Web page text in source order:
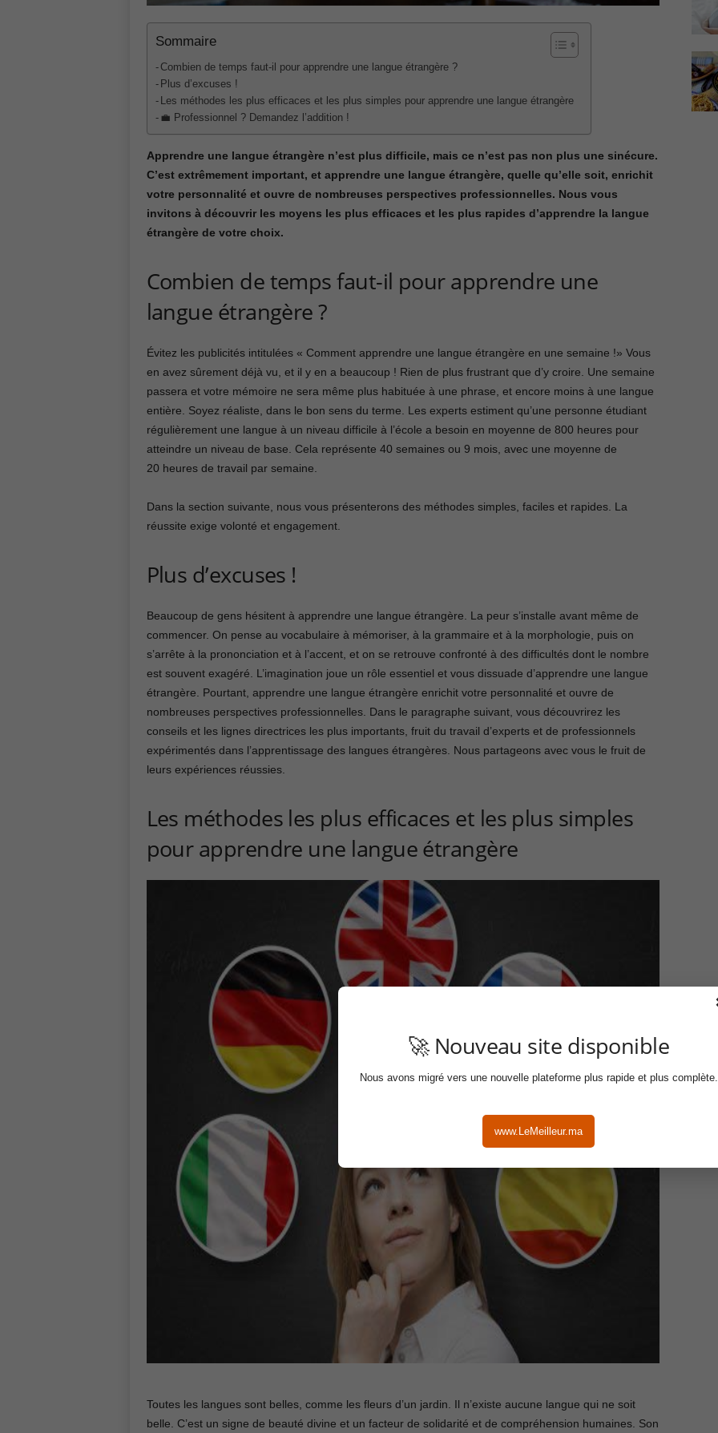
🚀 Nouveau site disponible
Nous avons migré vers une nouvelle plateforme plus rapide et plus complète.
www.LeMeilleur.ma
Sommaire
Combien de temps faut-il pour apprendre une langue étrangère ?
Plus d’excuses !
Les méthodes les plus efficaces et les plus simples pour apprendre une langue étrangère
💼 Professionnel ? Demandez l’addition !
Apprendre une langue étrangère n’est plus difficile, mais ce n’est pas non plus une sinécure.
C’est extrêmement important, et apprendre une langue étrangère, quelle qu’elle soit, enrichit
votre personnalité et ouvre de nombreuses perspectives professionnelles. Nous vous
invitons à découvrir les moyens les plus efficaces et les plus rapides d’apprendre la langue
étrangère de votre choix.
Combien de temps faut-il pour apprendre une
langue étrangère ?
Évitez les publicités intitulées « Comment apprendre une langue étrangère en une semaine !» Vous
en avez sûrement déjà vu, et il y en a beaucoup ! Rien de plus frustrant que d’y croire. Une semaine
passera et votre mémoire ne sera même plus habituée à une phrase, et encore moins à une langue
entière. Soyez réaliste, dans le bon sens du terme. Les experts estiment qu’une personne étudiant
régulièrement une langue à un niveau difficile à l’école a besoin en moyenne de 800 heures pour
atteindre un niveau de base. Cela représente 40 semaines ou 9 mois, avec une moyenne de
20 heures de travail par semaine.
Dans la section suivante, nous vous présenterons des méthodes simples, faciles et rapides. La
réussite exige volonté et engagement.
Plus d’excuses !
Beaucoup de gens hésitent à apprendre une langue étrangère. La peur s’installe avant même de
commencer. On pense au vocabulaire à mémoriser, à la grammaire et à la morphologie, puis on
s’arrête à la prononciation et à l’accent, et on se retrouve confronté à des difficultés dont le nombre
est souvent exagéré. L’imagination joue un rôle essentiel et vous dissuade d’apprendre une langue
étrangère. Pourtant, apprendre une langue étrangère enrichit votre personnalité et ouvre de
nombreuses perspectives professionnelles. Dans le paragraphe suivant, vous découvrirez les
conseils et les lignes directrices les plus importants, fruit du travail d’experts et de professionnels
expérimentés dans l’apprentissage des langues étrangères. Nous partageons avec vous le fruit de
leurs expériences réussies.
Les méthodes les plus efficaces et les plus simples
pour apprendre une langue étrangère
Toutes les langues sont belles, comme les fleurs d’un jardin. Il n’existe aucune langue qui ne soit
belle. C’est un signe de beauté divine et un facteur de solidarité et de compréhension humaines. Son